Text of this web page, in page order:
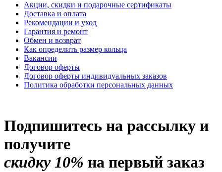
Акции, скидки и подарочные сертификаты
Доставка и оплата
Рекомендации и уход
Гарантия и ремонт
Обмен и возврат
Как определить размер кольца
Вакансии
Договор оферты
Договор оферты индивидуальных заказов
Политика обработки персональных данных
Подпишитесь на рассылку и
получите
скидку 10% на первый заказ